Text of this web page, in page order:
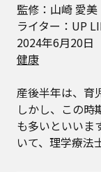
監修：山崎 愛美
ライター：UP
2024年6月20日
健康
産後半年は、育
しかし、この時
も多いといいま
いて、理学療法